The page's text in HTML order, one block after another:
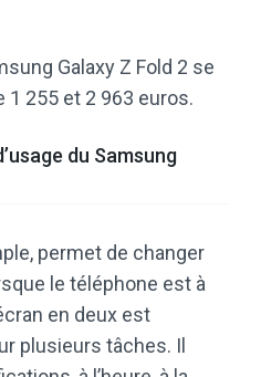
Galaxy Z Fold 2 se
255 et 2 963 euros.
du Samsung
permet de changer
le téléphone est à
en deux est
plusieurs tâches. Il